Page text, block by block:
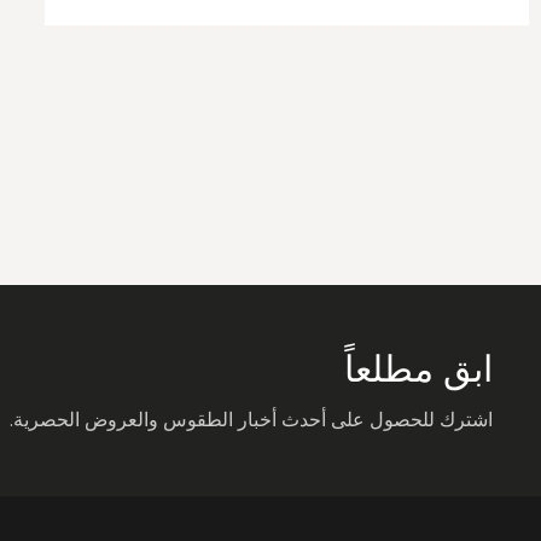
ابق مطلعاً
اشترك للحصول على أحدث أخبار الطقوس والعروض الحصرية.